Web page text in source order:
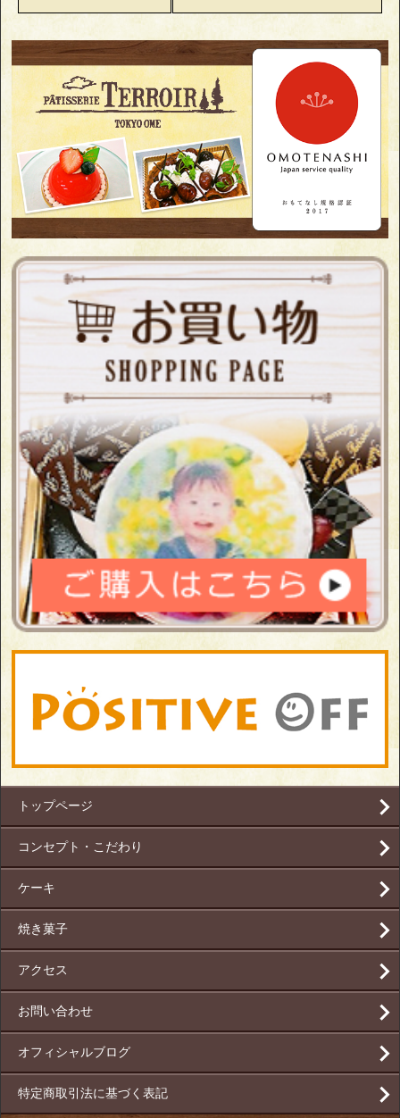
トップページ
コンセプト・こだわり
ケーキ
焼き菓子
アクセス
お問い合わせ
オフィシャルブログ
特定商取引法に基づく表記